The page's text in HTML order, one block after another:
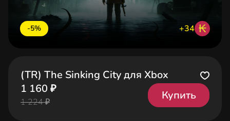
-5% +34 ₭
(TR) The Sinking City для Xbox
1 160 ₽
1 224 ₽
Купить